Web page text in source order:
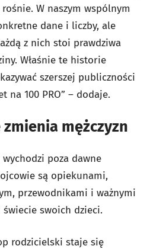
W naszym wspólnym
dane i liczby, ale
z nich stoi prawdziwa
Właśnie te historie
szerszej publiczności
na 100 PRO” – dodaje.
mężczyzn
poza dawne
są opiekunami,
przewodnikami i ważnymi
swoich dzieci.
rodzicielski staje się